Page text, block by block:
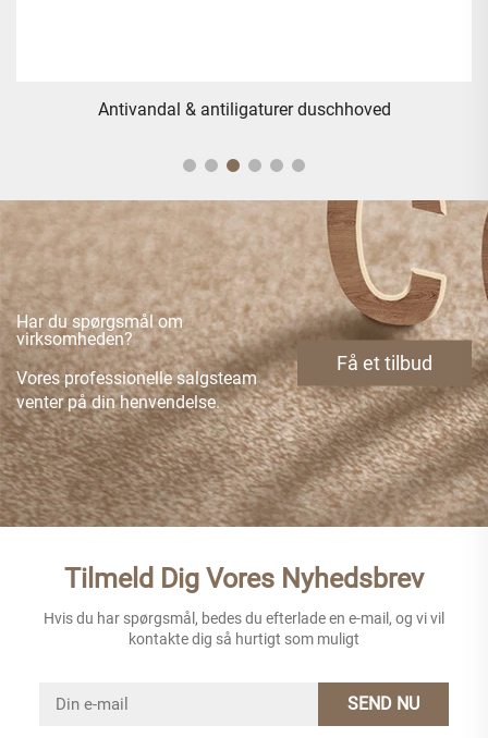
Antivandal & antiligaturer duschhoved
Har du spørgsmål om
virksomheden?
Vores professionelle salgsteam
venter på din henvendelse.
Få et tilbud
Tilmeld Dig Vores Nyhedsbrev
Hvis du har spørgsmål, bedes du efterlade en e-mail, og vi vil
kontakte dig så hurtigt som muligt
SEND NU